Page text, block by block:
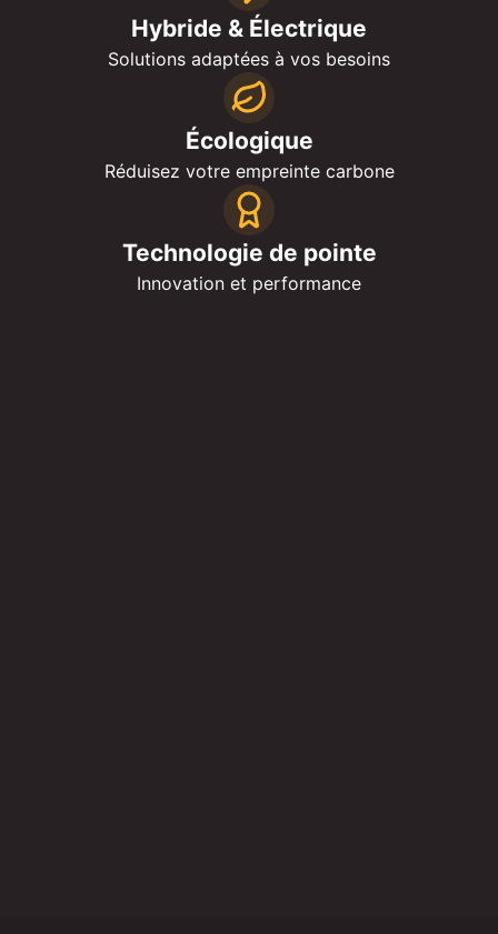
Hybride & Électrique
Solutions adaptées à vos besoins
Écologique
Réduisez votre empreinte carbone
Technologie de pointe
Innovation et performance